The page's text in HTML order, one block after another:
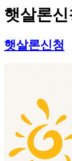
햇살론신
햇살론신청